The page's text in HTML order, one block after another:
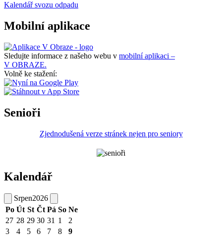
Kalendář svozu odpadu
Mobilní aplikace
Sledujte informace z našeho webu v mobilní aplikaci –
V OBRAZE.
Volně ke stažení:
Senioři
Zjednodušená verze stránek nejen pro seniory
Kalendář
Srpen2026
Po Út St Čt Pá So Ne
27 28 29 30 31 1
2
3
4 5 6 7 8
9